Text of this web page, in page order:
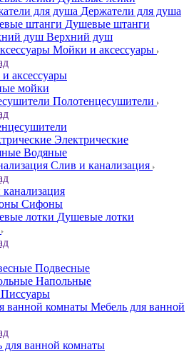
Держатели для душа
Душевые штанги
Верхний душ
Мойки и аксессуары
аксессуары
мойки
Полотенцесушители
Электрические
Водяные
Слив и канализация
Сифоны
Душевые лотки
Подвесные
Напольные
Писсуары
Мебель для ванной
для ванной комнаты